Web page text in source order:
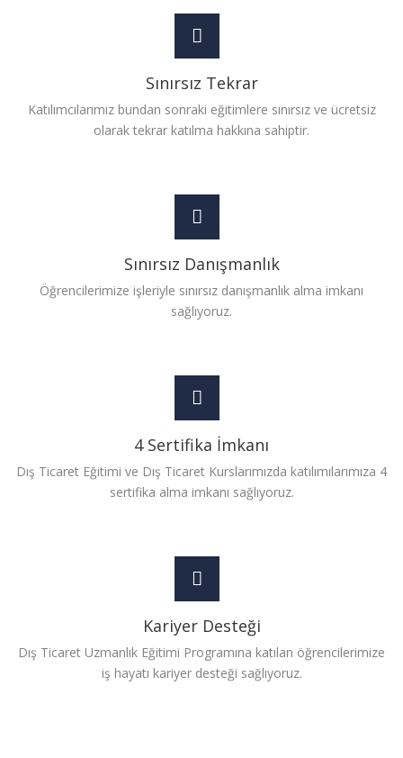
Sınırsız Tekrar
Katılımcılarımız bundan sonraki eğitimlere sınırsız ve ücretsiz
olarak tekrar katılma hakkına sahiptir.
Sınırsız Danışmanlık
Öğrencilerimize işleriyle sınırsız danışmanlık alma imkanı
sağlıyoruz.
4 Sertifika İmkanı
Dış Ticaret Eğitimi ve Dış Ticaret Kurslarımızda katılımılarımıza 4
sertifika alma imkanı sağlıyoruz.
Kariyer Desteği
Dış Ticaret Uzmanlık Eğitimi Programına katılan öğrencilerimize
iş hayatı kariyer desteği sağlıyoruz.